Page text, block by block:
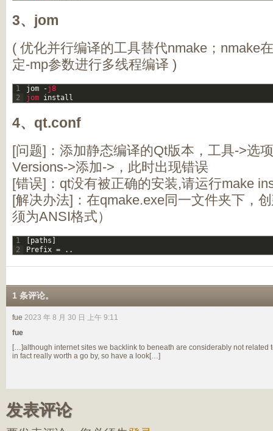
3、jom
( 优化并行编译的工具替代nmake；nmake
定-mp参数进行多线程编译 )
1
2
jom -j8
jom install
4、qt.conf
[问题]：添加静态编译的Qt版本，工具->选
Versions->添加->，此时出现错误
[错误]：qt没有被正确的安装,请运行make
[解决办法]：在qmake.exe同一文件夹下，
须为ANSI格式）
1
2
paths
Prefix = . .
1 条评论。
fue 2023 年 8 月 30 日 上午 9:11
fue
[…]although internet sites we backlink to beneath are considerably not related
in fact really worth a go by, so have a look[…]
发表评论